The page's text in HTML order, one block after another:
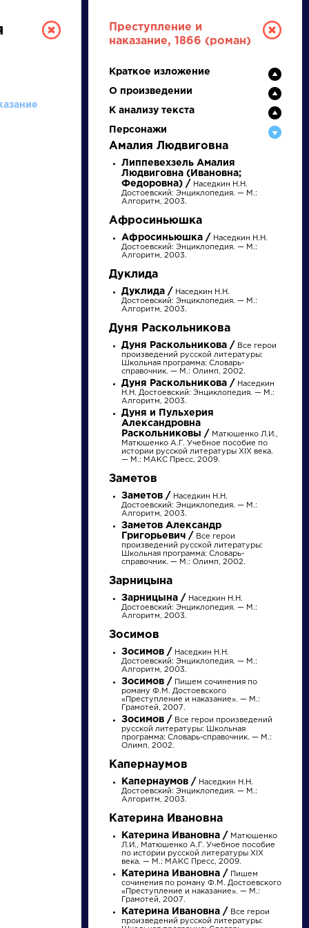
РУССКАЯ
ЛИТЕРАТУРА
ДЛЯ ПРЕЗЕНТАЦИЙ,
УРОКОВ И ЕГЭ
Д Е Ж
писатели
произведения
персонажи
Словарь
Розенталь Д.Э.
стилистика
русского языка. М.:
Высшая школа...
Произведения
Державин Гаврила
Преступление и
наказание, 1866 (роман)
Краткое изложение
О произведении
К анализу текста
Персонажи
Амалия Людвиговна
Липпевехзель Амалия
Людвиговна (Ивановна;
Федоровна) / Наседкин Н.Н.
Достоевский: Энциклопедия. — М.:
Алгоритм, 2003.
Афросиньюшка
Афросиньюшка / Наседкин Н.Н.
Достоевский: Энциклопедия. — М.:
Алгоритм, 2003.
Дуклида
Дуклида / Наседкин Н.Н.
Достоевский: Энциклопедия. — М.:
Алгоритм, 2003.
Дуня Раскольникова
Дуня Раскольникова / Все герои
произведений русской литературы:
Школьная программа: Словарь-
справочник. — М.: Олимп, 2002.
Дуня Раскольникова / Наседкин
Н.Н. Достоевский: Энциклопедия. — М.:
Алгоритм, 2003.
Дуня и Пульхерия
Александровна
Раскольниковы / Матюшенко Л.И.,
Матюшенко А.Г. Учебное пособие по
истории русской литературы XIX века.
— М.: МАКС Пресс, 2009.
Заметов
Заметов / Наседкин Н.Н.
Достоевский: Энциклопедия. — М.:
Алгоритм, 2003.
Заметов Александр
Григорьевич / Все герои
произведений русской литературы:
Школьная программа: Словарь-
справочник. — М.: Олимп, 2002.
Зарницына
Зарницына / Наседкин Н.Н.
Достоевский: Энциклопедия. — М.:
Алгоритм, 2003.
Зосимов
Зосимов / Наседкин Н.Н.
Достоевский: Энциклопедия. — М.:
Алгоритм, 2003.
Зосимов /
Пишем сочинения по
роману Ф.М. Достоевского
«Преступление и наказание». — М.:
Грамотей, 2007.
Зосимов / Все герои произведений
русской литературы: Школьная
программа: Словарь-справочник. — М.:
Олимп, 2002.
Капернаумов
Капернаумов / Наседкин Н.Н.
Достоевский: Энциклопедия. — М.:
Алгоритм, 2003.
Катерина Ивановна
Катерина Ивановна / Матюшенко
Л.И., Матюшенко А.Г. Учебное пособие
по истории русской литературы XIX
века. — М.: МАКС Пресс, 2009.
Катерина Ивановна /
Пишем
сочинения по роману Ф.М. Достоевского
«Преступление и наказание». — М.:
Грамотей, 2007.
Катерина Ивановна / Все герои
произведений русской литературы: